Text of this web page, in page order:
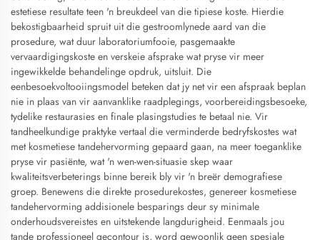
estetiese resultate teen 'n breukdeel van die tipiese koste. Hierdie
bekostigbaarheid spruit uit die gestroomlynede aard van die
prosedure, wat duur laboratoriumfooie, pasgemaakte
vervaardigingskoste en verskeie afsprake wat pryse vir meer
ingewikkelde behandelinge opdruk, uitsluit. Die
eenbesoekvoltooiingsmodel beteken dat jy net vir een afspraak beplan
nie in plaas van vir aanvanklike raadplegings, voorbereidingsbesoeke,
tydelike restaurasies en finale plasingstudies te betaal nie. Vir
tandheelkundige praktyke vertaal die verminderde bedryfskostes wat
met kosmetiese tandehervorming gepaard gaan, na meer toeganklike
pryse vir pasiënte, wat 'n wen-wen-situasie skep waar
kwaliteitsverbeterings binne bereik bly vir 'n breër demografiese
groep. Benewens die direkte prosedurekostes, genereer kosmetiese
tandehervorming addisionele besparings deur sy minimale
onderhoudsvereistes en uitstekende langdurigheid. Eenmaals jou
tande professioneel gecontour is, word gewoonlik geen spesiale